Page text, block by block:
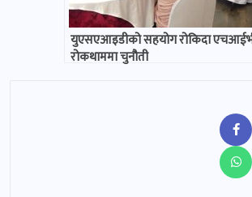
युएसएआइडीको सहयोग रोकिदा
रोकथाममा चुनौती